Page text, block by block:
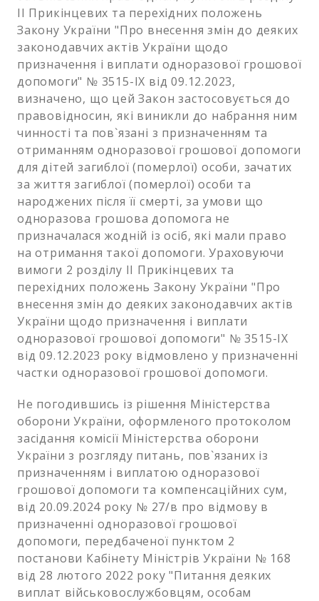
II Прикінцевих та перехідних положень
Закону України "Про внесення змін до деяких
законодавчих актів України щодо
призначення і виплати одноразової грошової
допомоги" № 3515-IX від 09.12.2023,
визначено, що цей Закон застосовується до
правовідносин, які виникли до набрання ним
чинності та пов`язані з призначенням та
отриманням одноразової грошової допомоги
для дітей загиблої (померлої) особи, зачатих
за життя загиблої (померлої) особи та
народжених після її смерті, за умови що
одноразова грошова допомога не
призначалася жодній із осіб, які мали право
на отримання такої допомоги. Ураховуючи
вимоги 2 розділу II Прикінцевих та
перехідних положень Закону України "Про
внесення змін до деяких законодавчих актів
України щодо призначення і виплати
одноразової грошової допомоги" № 3515-IX
від 09.12.2023 року відмовлено у призначенні
частки одноразової грошової допомоги.
Не погодившись із рішення Міністерства
оборони України, оформленого протоколом
засідання комісії Міністерства оборони
України з розгляду питань, пов`язаних із
призначенням і виплатою одноразової
грошової допомоги та компенсаційних сум,
від 20.09.2024 року № 27/в про відмову в
призначенні одноразової грошової
допомоги, передбаченої пунктом 2
постанови Кабінету Міністрів України № 168
від 28 лютого 2022 року "Питання деяких
виплат військовослужбовцям, особам